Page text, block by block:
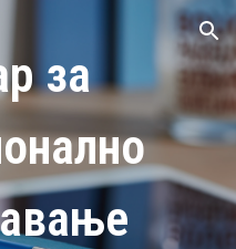
Skip to navigation
за